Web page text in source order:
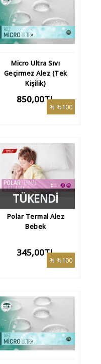
%100
Micro Ultra Sıvı
Geçirmez Alez (Tek
Kişilik)
850,00TL
%100
TÜKENDİ
Polar Termal Alez
Bebek
345,00TL